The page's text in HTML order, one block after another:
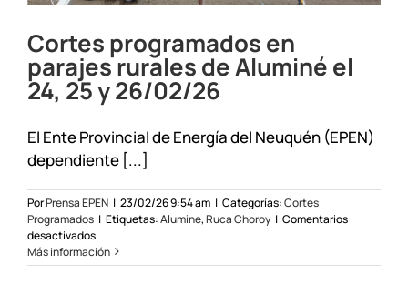
Cortes programados en
parajes rurales de Aluminé el
24, 25 y 26/02/26
El Ente Provincial de Energía del Neuquén (EPEN)
dependiente [...]
PorPrensa EPEN | 23/02/26 9:54 am | Categorías:Cortes
Programados | Etiquetas:Alumine,Ruca Choroy | Comentarios
desactivadosen
Cortes
programados
Más información